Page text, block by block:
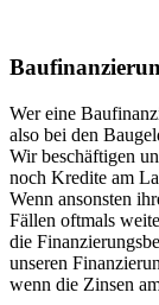
Wer eine
also bei den
Wir beschäftigen
noch Kredite am
Wenn ansonsten
Fällen oftmals
die
unseren
wenn die Zinsen